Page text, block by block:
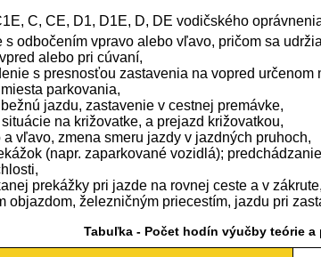
C, CE, D1, D1E, D, DE vodičského
odbočením vpravo alebo vľavo, pričom sa
alebo pri cúvaní,
s presnosťou zastavenia na vopred určenom
parkovania,
jazdu, zastavenie v cestnej premávke,
na križovatke, a prejazd križovatkou,
vľavo, zmena smeru jazdy v jazdných pruhoch,
(napr. zaparkované vozidlá);
prekážky pri jazde na rovnej ceste a v zákrute,
objazdom, železničným priecestím, jazdu pri
Tabuľka - Počet hodín výučby teórie